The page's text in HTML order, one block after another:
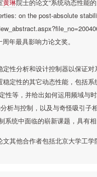
黄琳院士的论文“系统动态性能
on the post-absolute
年最具影响力论文奖。
性分析和设计控制器以保证
定性的其它动态性能，包括
性等，并给出如何运用频域与
析与控制，以及与奇怪吸引子
统中面临的崭新课题，具有
其他合作者包括北京大学工